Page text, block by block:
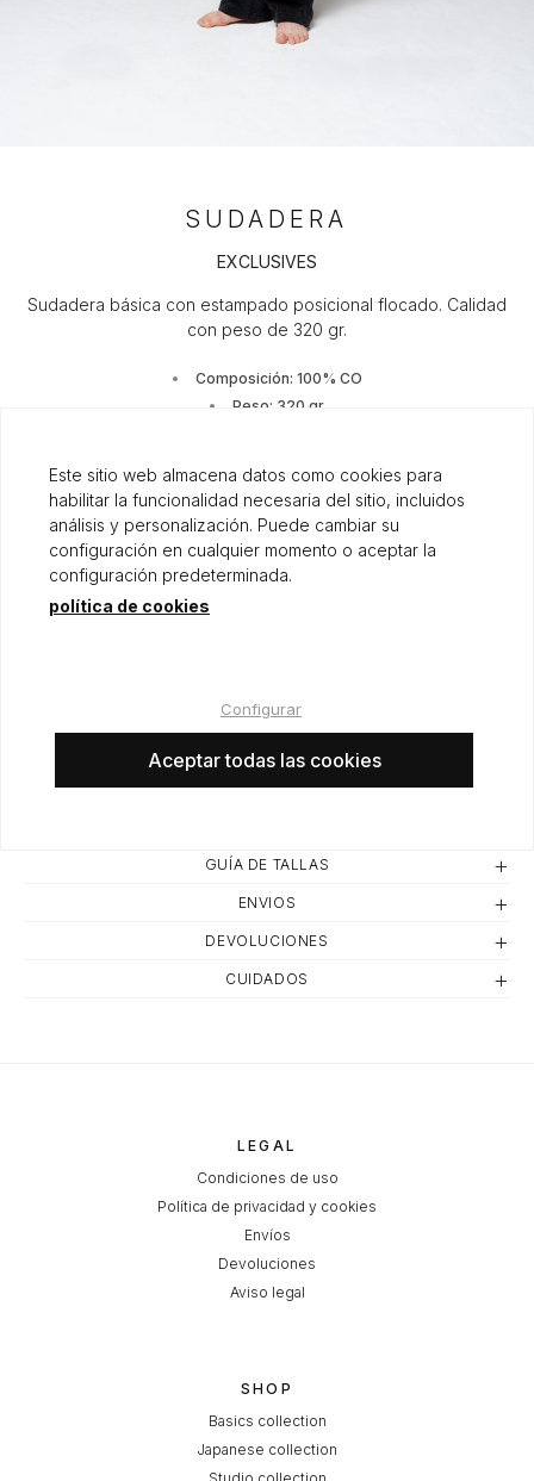
SUDADERA
EXCLUSIVES
Sudadera básica con estampado posicional flocado. Calidad
con peso de 320 gr.
Composición: 100% CO
Peso: 320 gr
35,00 €
GUÍA DE TALLAS
ENVIOS
DEVOLUCIONES
CUIDADOS
LEGAL
Condiciones de uso
Política de privacidad y cookies
Envíos
Devoluciones
Aviso legal
SHOP
Basics collection
Japanese collection
Este sitio web almacena datos como cookies para
habilitar la funcionalidad necesaria del sitio, incluidos
análisis y personalización. Puede cambiar su
configuración en cualquier momento o aceptar la
configuración predeterminada.
política de cookies
Configurar
Aceptar todas las cookies